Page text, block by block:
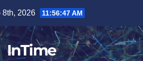
2026 11:56:48 AM
InTime